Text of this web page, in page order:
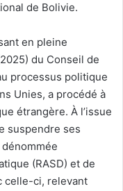
de Bolivie.
en pleine
du Conseil de
processus politique
Unies, a procédé à
étrangère. À l’issue
suspendre ses
(RASD) et de
celle-ci, relevant